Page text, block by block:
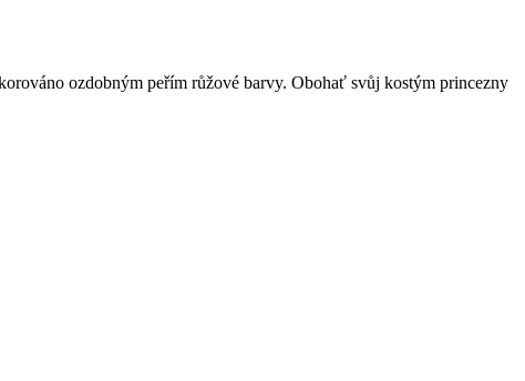
ozdobným peřím růžové barvy. Obohať svůj kostým princezny